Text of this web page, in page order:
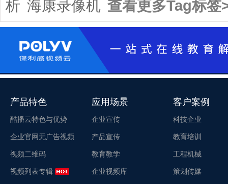
析 海康录像机 查看更多Tag标签
产品特色
酷播云特色与优势
企业官网无广告视频
视频二维码
视频列表专辑
应用场景
企业宣传
产品宣传
教育教学
企业视频库
客户案例
科技企业
教育培训
工程机械
策划传媒